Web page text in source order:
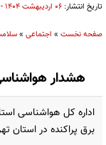
تاریخ انتشار: ۰۶ ارديبهشت ۱۴۰۴ - ۱۶:۳۱
صفحه نخست » اجتماعی »
هشدار
اداره کل هواشناسی
برق پراکنده در استان